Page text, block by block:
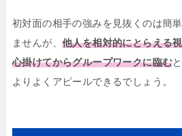
初対面の相手の強みを見抜くのは簡
ませんが、 他人を相対的にとらえる
心掛けてからグループワークに臨む
よりよくアピールできるでしょう。